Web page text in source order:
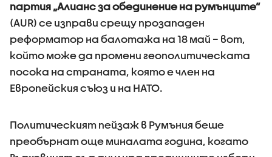
партия „Алианс за обединение на румънците“
(AUR) се изправи срещу прозападен
реформатор на балотажа на 18 май – вот,
който може да промени геополитическата
посока на страната, която е член на
Европейския съюз и на НАТО.
Политическият пейзаж в Румъния беше
преобърнат още миналата година, когато